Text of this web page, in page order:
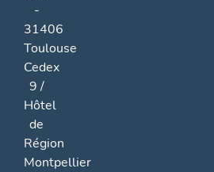
-
31406
Toulouse
Cedex
9 /
Hôtel
de
Région
Montpellier